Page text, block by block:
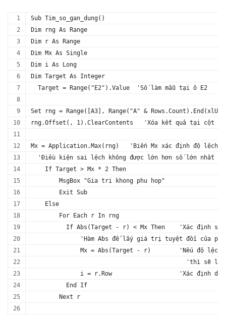
Sub Tim_so_gan_dung()
Dim rng As Range
Dim r As Range
Dim Mx As Single
Dim i As Long
Dim Target As Integer
  Target = Range("E2").Value  'Số làm mẫu tại ô E2
Set rng = Range([A3], Range("A" &
rng.Offset(, 1).ClearContents   'Xóa kết quả tại cột B
Mx = Application.Max(rng)   'Biến Mx xác định độ
  'Điều kiện sai lệch không được lớn hơn số lớn nhất
    If Target > Mx * 2 Then
        MsgBox "Gia tri khong phu hop"
        Exit Sub
    Else
        For Each r In rng
If Abs(Target - r) < Mx Then    'Xác định
'Hàm Abs để lấy giá trị tuyệt đối của
Mx = Abs(Target - r)        'Nếu độ
'thì sẽ
i = r.Row                   'Xác định
          End If
        Next r